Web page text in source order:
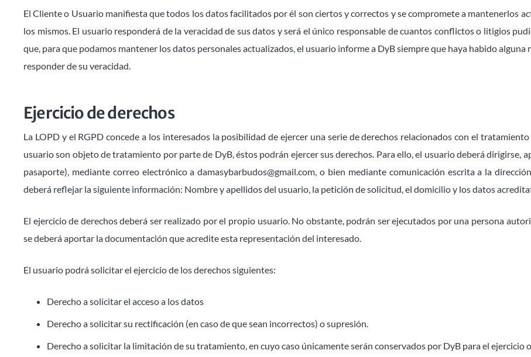
El Cliente o Usuario manifiesta que todos los datos facilitados por él son ciertos y correctos y se compromete a mantenerlos
los mismos. El usuario responderá de la veracidad de sus datos y será el único responsable de cuantos conflictos o litigios
que, para que podamos mantener los datos personales actualizados, el usuario informe a DyB siempre que haya habido
responder de su veracidad.
Ejercicio de derechos
La LOPD y el RGPD concede a los interesados la posibilidad de ejercer una serie de derechos relacionados con el
usuario son objeto de tratamiento por parte de DyB, éstos podrán ejercer sus derechos. Para ello, el usuario deberá
pasaporte), mediante correo electrónico a damasybarbudos@gmail.com, o bien mediante comunicación escrita a la
deberá reflejar la siguiente información: Nombre y apellidos del usuario, la petición de solicitud, el domicilio y los datos
El ejercicio de derechos deberá ser realizado por el propio usuario. No obstante, podrán ser ejecutados por una persona
se deberá aportar la documentación que acredite esta representación del interesado.
El usuario podrá solicitar el ejercicio de los derechos siguientes:
Derecho a solicitar el acceso a los datos
Derecho a solicitar su rectificación (en caso de que sean incorrectos) o supresión.
Derecho a solicitar la limitación de su tratamiento, en cuyo caso únicamente serán conservados por DyB para el ejercicio